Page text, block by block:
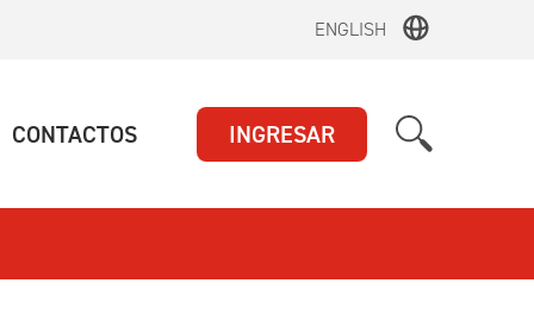
ENGLISH
CONTACTOS(ACTUAL)INGRESAR